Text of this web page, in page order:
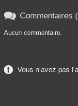
 Commentaires
Aucun commentaire.
Vous n'avez pas